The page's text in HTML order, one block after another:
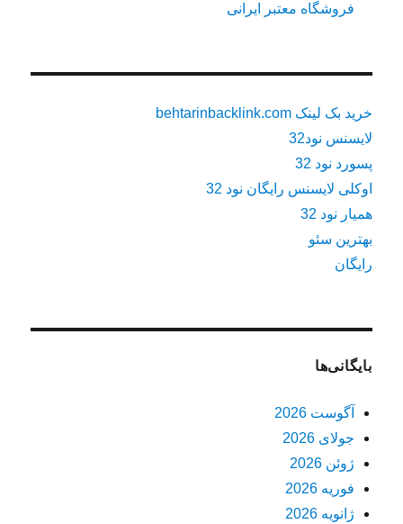
فروشگاه معتبر ایرانی
خرید بک لینک behtarinbacklink.com
لایسنس نود32
پسورد نود 32
اوکلی لایسنس رایگان نود 32
همیار نود 32
بهترین سئو
رایگان
بایگانی‌ها
آگوست 2026
جولای 2026
ژوئن 2026
فوریه 2026
ژانویه 2026